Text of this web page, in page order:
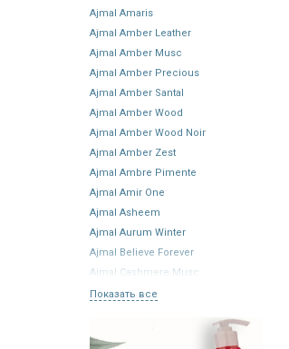
Ajmal Amaris
Ajmal Amber Leather
Ajmal Amber Musc
Ajmal Amber Precious
Ajmal Amber Santal
Ajmal Amber Wood
Ajmal Amber Wood Noir
Ajmal Amber Zest
Ajmal Ambre Pimente
Ajmal Amir One
Ajmal Asheem
Ajmal Aurum Winter
Ajmal Believe Forever
Ajmal Cashmere Musc
Показать все